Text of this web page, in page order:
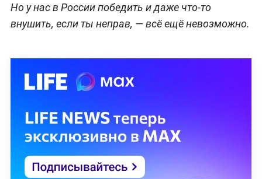
Но у нас в России победить и даже что-то
внушить, если ты неправ, — всё ещё невозможно.